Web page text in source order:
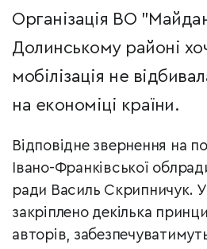
Організація ВО
Долинському районі
мобілізація не
на економіці країни.
Відповідне звернення на
Івано-Франківської
ради Василь Скрипничук. У
закріплено декілька
авторів,